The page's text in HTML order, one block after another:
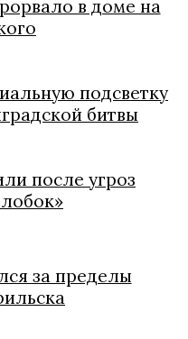
в доме на
подсветку
битвы
после угроз
за пределы